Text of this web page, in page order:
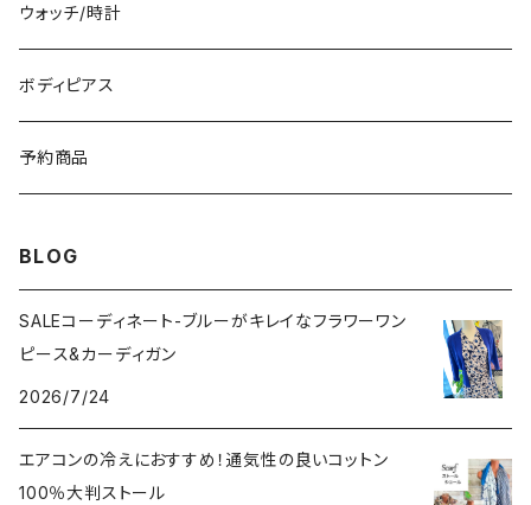
冬物・マフラー
ネックレス・ペンダントトップ
ピアス・イヤリング
ブレスレット・バングル
ウォッチ/時計
ボディピアス
予約商品
BLOG
SALEコーディネート-ブルーがキレイなフラワーワン
ピース&カーディガン
2026/7/24
エアコンの冷えにおすすめ！通気性の良いコットン
100％大判ストール